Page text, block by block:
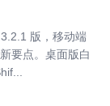
版，移动端
要点。桌面版白